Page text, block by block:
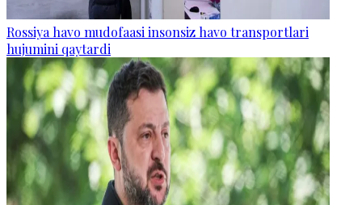
Rossiya havo mudofaasi insonsiz havo transportlari
hujumini qaytardi